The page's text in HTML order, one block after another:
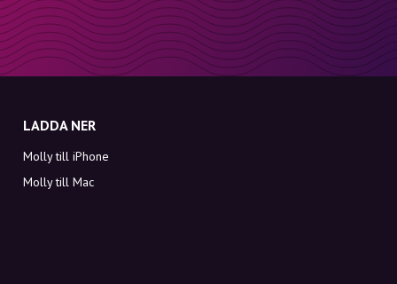
LADDA NER
Molly till iPhone
Molly till Mac